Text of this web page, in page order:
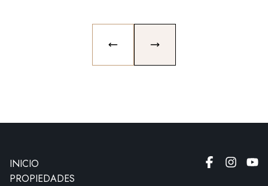
PREVIOUS SLIDENEXT SLIDE
INICIO
PROPIEDADES